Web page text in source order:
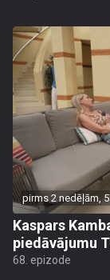
pirms 2 nedēļām,
Kaspars
piedāvājumu
68. epizode